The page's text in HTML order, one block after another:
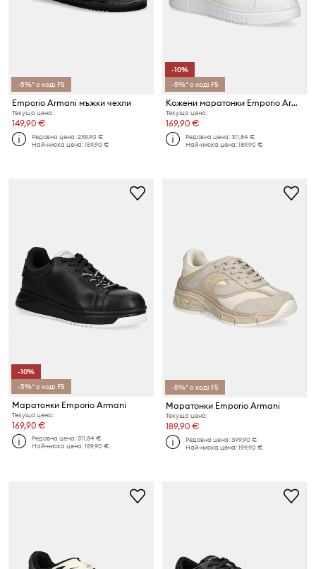
-5%* с код: FS
Emporio Armani мъжки чехли
Текуща цена:
149,90 €
Редовна цена:239,90 €
Най-ниска цена:159,90 €
-10%
-5%* с код: FS
Кожени маратонки Emporio Armani
Текуща цена:
169,90 €
Редовна цена:311,84 €
Най-ниска цена:189,90 €
-10%
-5%* с код: FS
Маратонки Emporio Armani
Текуща цена:
169,90 €
Редовна цена:311,84 €
Най-ниска цена:189,90 €
-5%* с код: FS
Маратонки Emporio Armani
Текуща цена:
189,90 €
Редовна цена:399,90 €
Най-ниска цена:199,90 €